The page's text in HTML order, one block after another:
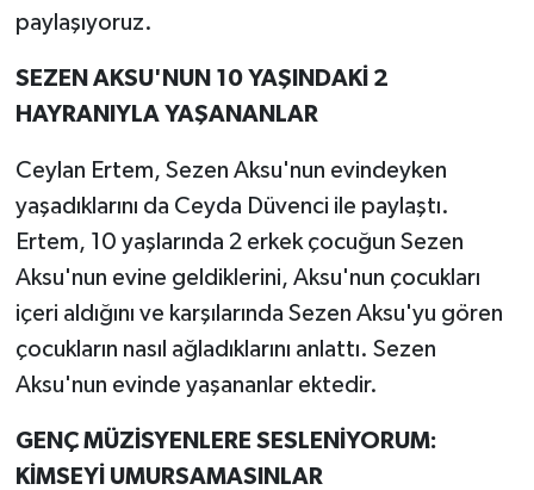
paylaşıyoruz.
SEZEN AKSU'NUN 10 YAŞINDAKİ 2
HAYRANIYLA YAŞANANLAR
Ceylan Ertem, Sezen Aksu'nun evindeyken
yaşadıklarını da Ceyda Düvenci ile paylaştı.
Ertem, 10 yaşlarında 2 erkek çocuğun Sezen
Aksu'nun evine geldiklerini, Aksu'nun çocukları
içeri aldığını ve karşılarında Sezen Aksu'yu gören
çocukların nasıl ağladıklarını anlattı. Sezen
Aksu'nun evinde yaşananlar ektedir.
GENÇ MÜZİSYENLERE SESLENİYORUM:
KİMSEYİ UMURSAMASINLAR